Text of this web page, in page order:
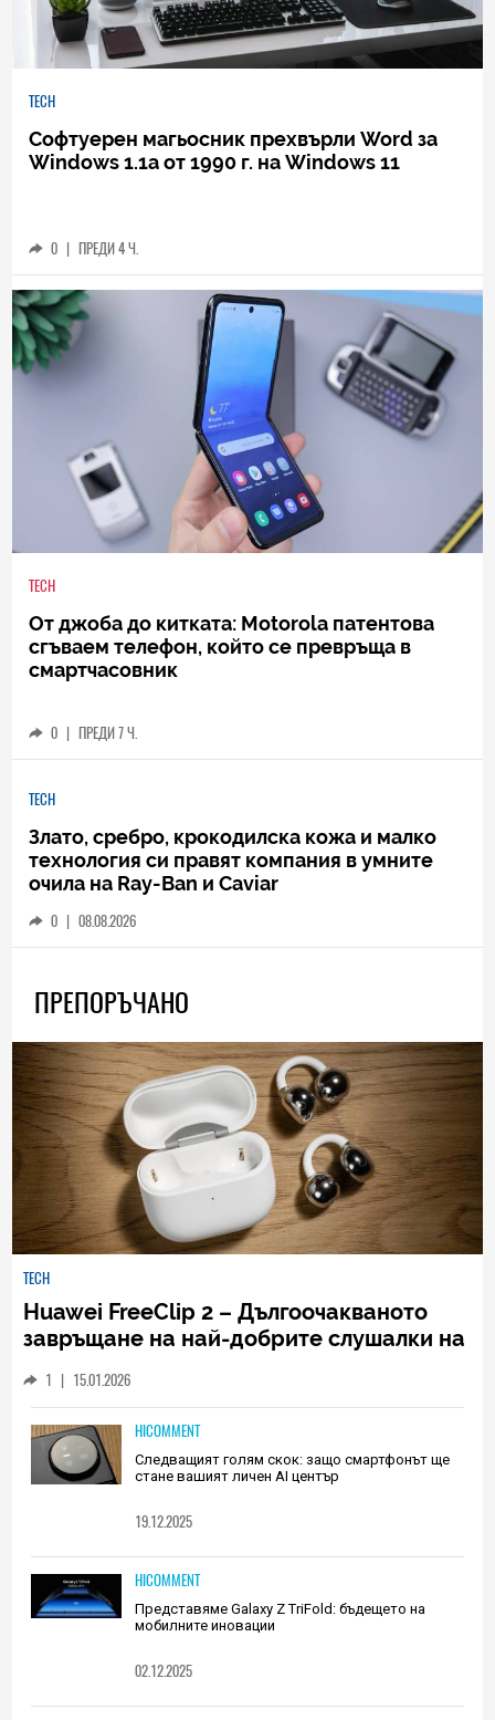
TECH
Софтуерен магьосник прехвърли Word за
Windows 1.1a от 1990 г. на Windows 11
0 | ПРЕДИ 4 Ч.
TECH
От джоба до китката: Motorola патентова
сгъваем телефон, който се превръща в
смартчасовник
0 | ПРЕДИ 7 Ч.
TECH
Злато, сребро, крокодилска кожа и малко
технология си правят компания в умните
очила на Ray-Ban и Caviar
0 | 08.08.2026
ПРЕПОРЪЧАНО
TECH
Huawei FreeClip 2 – Дългоочакваното
завръщане на най-добрите слушалки на
1 | 15.01.2026
HICOMMENT
Следващият голям скок: защо смартфонът ще
стане вашият личен AI център
19.12.2025
HICOMMENT
Представяме Galaxy Z TriFold: бъдещето на
мобилните иновации
02.12.2025